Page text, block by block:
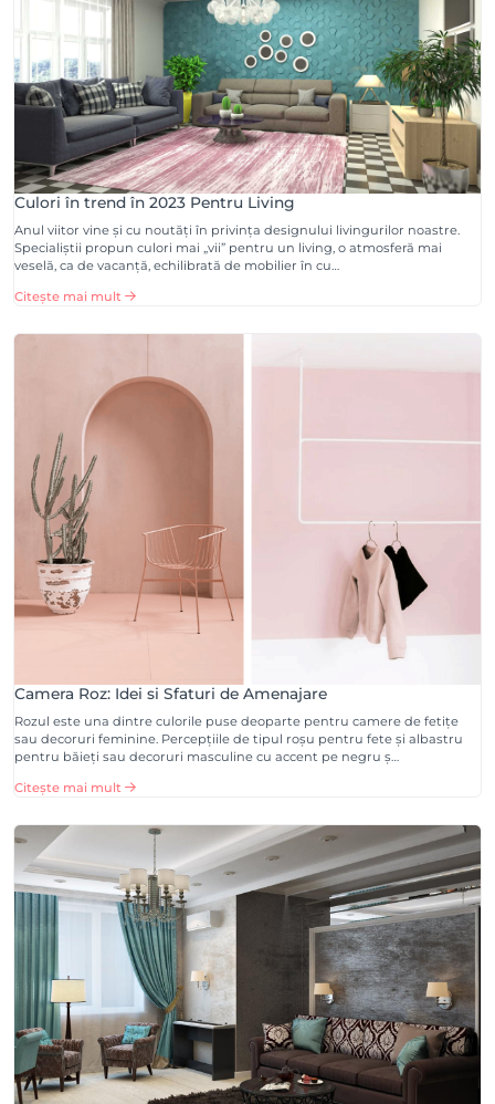
Culori în trend în 2023 Pentru Living
Anul viitor vine și cu noutăți în privința designului livingurilor noastre.
Specialiștii propun culori mai „vii” pentru un living, o atmosferă mai
veselă, ca de vacanță, echilibrată de mobilier în cu…
Citește mai mult
Camera Roz: Idei si Sfaturi de Amenajare
Rozul este una dintre culorile puse deoparte pentru camere de fetițe
sau decoruri feminine. Percepțiile de tipul roșu pentru fete și albastru
pentru băieți sau decoruri masculine cu accent pe negru ș…
Citește mai mult